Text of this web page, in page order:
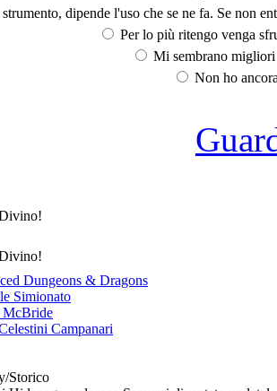
dipende l'uso che se ne fa. Se non
Per lo più ritengo venga
Mi sembrano
Non ho
Dungeons & Dragons
Simionato
McBride
Campanari
Storico